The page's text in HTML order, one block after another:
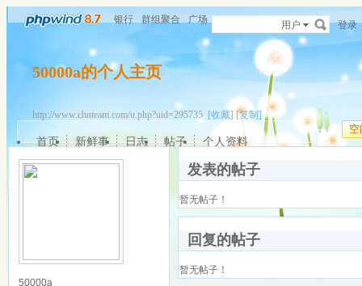
银行 群组聚合 广场 用户 登录
50000a的个人主页
http://www.chnteam.com/u.php?uid=295735 [收藏] [复制]
空
首页 新鲜事 日志 帖子 个人资料
50000a
发表的帖子
暂无帖子！
回复的帖子
暂无帖子！